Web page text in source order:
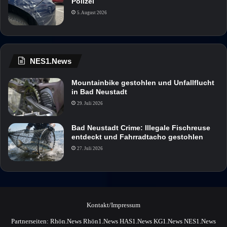
5. August 2026
NES1.News
Mountainbike gestohlen und Unfallflucht
in Bad Neustadt
29. Juli 2026
Bad Neustadt Crime: Illegale Fischreuse
entdeckt und Fahrradtacho gestohlen
27. Juli 2026
Kontakt/Impressum
Partnerseiten: Rhön.News Rhön1.News HAS1.News KG1.News NES1.News